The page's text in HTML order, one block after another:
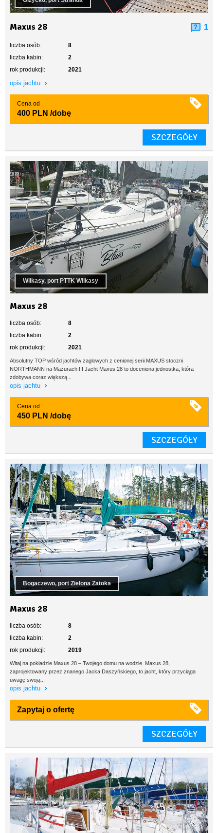
Maxus 28 1
liczba osób:
8
liczba kabin:
2
rok produkcji:
2021
opis jachtu
Cena od
400 PLN /dobę
SZCZEGÓŁY
Wilkasy, port PTTK Wilkasy
Maxus 28
liczba osób:
8
liczba kabin:
2
rok produkcji:
2021
Absolutny TOP wśród jachtów żaglowych z cenionej serii MAXUS stoczni
NORTHMANN na Mazurach !!! Jacht Maxus 28 to doceniona jednostka, która
zdobywa coraz większą...
opis jachtu
Cena od
450 PLN /dobę
SZCZEGÓŁY
Bogaczewo, port Zielona Zatoka
Maxus 28
liczba osób:
8
liczba kabin:
2
rok produkcji:
2019
Witaj na pokładzie Maxus 28 – Twojego domu na wodzie Maxus 28,
zaprojektowany przez znanego Jacka Daszyńskiego, to jacht, który przyciąga
uwagę swoją...
opis jachtu
Zapytaj o ofertę
SZCZEGÓŁY